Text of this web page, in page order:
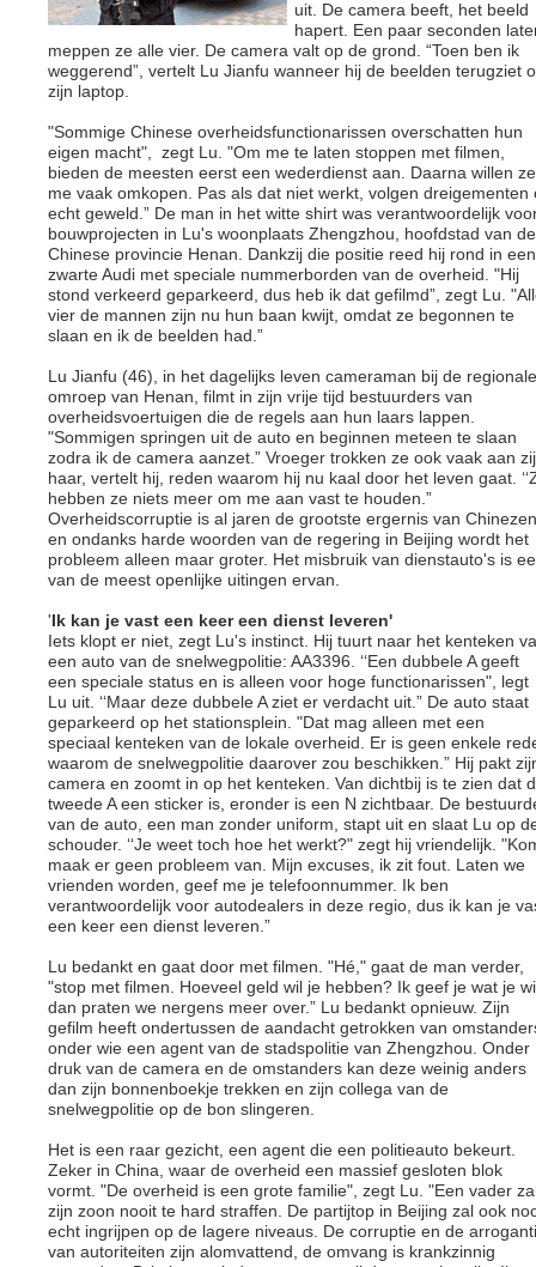
uit. De camera beeft, het beeld
hapert. Een paar seconden
meppen ze alle vier. De camera valt op de grond. “Toen ben ik
weggerend”, vertelt Lu Jianfu wanneer hij de beelden terugziet
zijn laptop.
"Sommige Chinese overheidsfunctionarissen overschatten hun
eigen macht", zegt Lu. "Om me te laten stoppen met filmen,
bieden de meesten eerst een wederdienst aan. Daarna willen ze
me vaak omkopen. Pas als dat niet werkt, volgen dreigementen
echt geweld.” De man in het witte shirt was verantwoordelijk
bouwprojecten in Lu's woonplaats Zhengzhou, hoofdstad van de
Chinese provincie Henan. Dankzij die positie reed hij rond in een
zwarte Audi met speciale nummerborden van de overheid. "Hij
stond verkeerd geparkeerd, dus heb ik dat gefilmd”, zegt Lu.
vier de mannen zijn nu hun baan kwijt, omdat ze begonnen te
slaan en ik de beelden had.”
Lu Jianfu (46), in het dagelijks leven cameraman bij de regionale
omroep van Henan, filmt in zijn vrije tijd bestuurders van
overheidsvoertuigen die de regels aan hun laars lappen.
"Sommigen springen uit de auto en beginnen meteen te slaan
zodra ik de camera aanzet.” Vroeger trokken ze ook vaak aan
haar, vertelt hij, reden waarom hij nu kaal door het leven gaat.
hebben ze niets meer om me aan vast te houden.”
Overheidscorruptie is al jaren de grootste ergernis van Chinezen
en ondanks harde woorden van de regering in Beijing wordt het
probleem alleen maar groter. Het misbruik van dienstauto's is
van de meest openlijke uitingen ervan.
' Ik kan je vast een keer een dienst leveren'
Iets klopt er niet, zegt Lu's instinct. Hij tuurt naar het kenteken
een auto van de snelwegpolitie: AA3396. ‘‘Een dubbele A geeft
een speciale status en is alleen voor hoge functionarissen", legt
Lu uit. ‘‘Maar deze dubbele A ziet er verdacht uit.” De auto staat
geparkeerd op het stationsplein. "Dat mag alleen met een
speciaal kenteken van de lokale overheid. Er is geen enkele
waarom de snelwegpolitie daarover zou beschikken.” Hij pakt
camera en zoomt in op het kenteken. Van dichtbij is te zien dat
tweede A een sticker is, eronder is een N zichtbaar. De
van de auto, een man zonder uniform, stapt uit en slaat Lu op
schouder. ‘‘Je weet toch hoe het werkt?" zegt hij vriendelijk.
maak er geen probleem van. Mijn excuses, ik zit fout. Laten we
vrienden worden, geef me je telefoonnummer. Ik ben
verantwoordelijk voor autodealers in deze regio, dus ik kan je
een keer een dienst leveren.”
Lu bedankt en gaat door met filmen. "Hé," gaat de man verder,
"stop met filmen. Hoeveel geld wil je hebben? Ik geef je wat je
dan praten we nergens meer over.” Lu bedankt opnieuw. Zijn
gefilm heeft ondertussen de aandacht getrokken van
onder wie een agent van de stadspolitie van Zhengzhou. Onder
druk van de camera en de omstanders kan deze weinig anders
dan zijn bonnenboekje trekken en zijn collega van de
snelwegpolitie op de bon slingeren.
Het is een raar gezicht, een agent die een politieauto bekeurt.
Zeker in China, waar de overheid een massief gesloten blok
vormt. "De overheid is een grote familie", zegt Lu. "Een vader
zijn zoon nooit te hard straffen. De partijtop in Beijing zal ook
echt ingrijpen op de lagere niveaus. De corruptie en de
van autoriteiten zijn alomvattend, de omvang is krankzinnig